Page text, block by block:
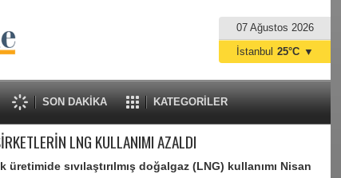
07 Ağustos 2026
SON DAKİKA KATEGORİLER
İstanbul 25°C ▼
LNG KULLANIMI AZALDI
sıvılaştırılmış doğalgaz (LNG) kullanımı Nisan